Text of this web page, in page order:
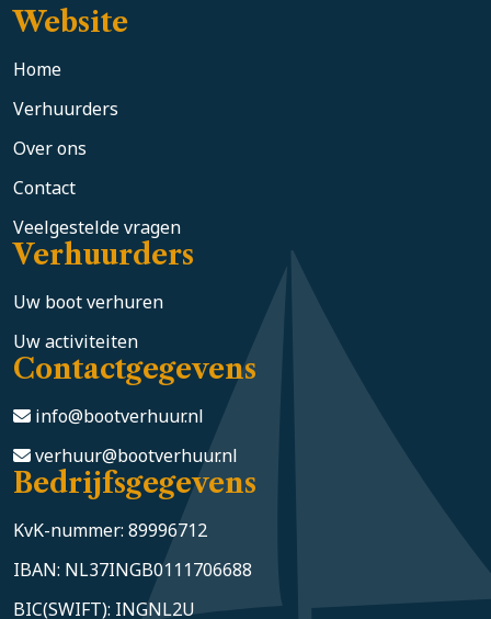
Website
Home
Verhuurders
Over ons
Contact
Veelgestelde vragen
Verhuurders
Uw boot verhuren
Uw activiteiten
Contactgegevens
info@bootverhuur.nl
verhuur@bootverhuur.nl
Bedrijfsgegevens
KvK-nummer: 89996712
IBAN: NL37INGB0111706688
BIC(SWIFT): INGNL2U